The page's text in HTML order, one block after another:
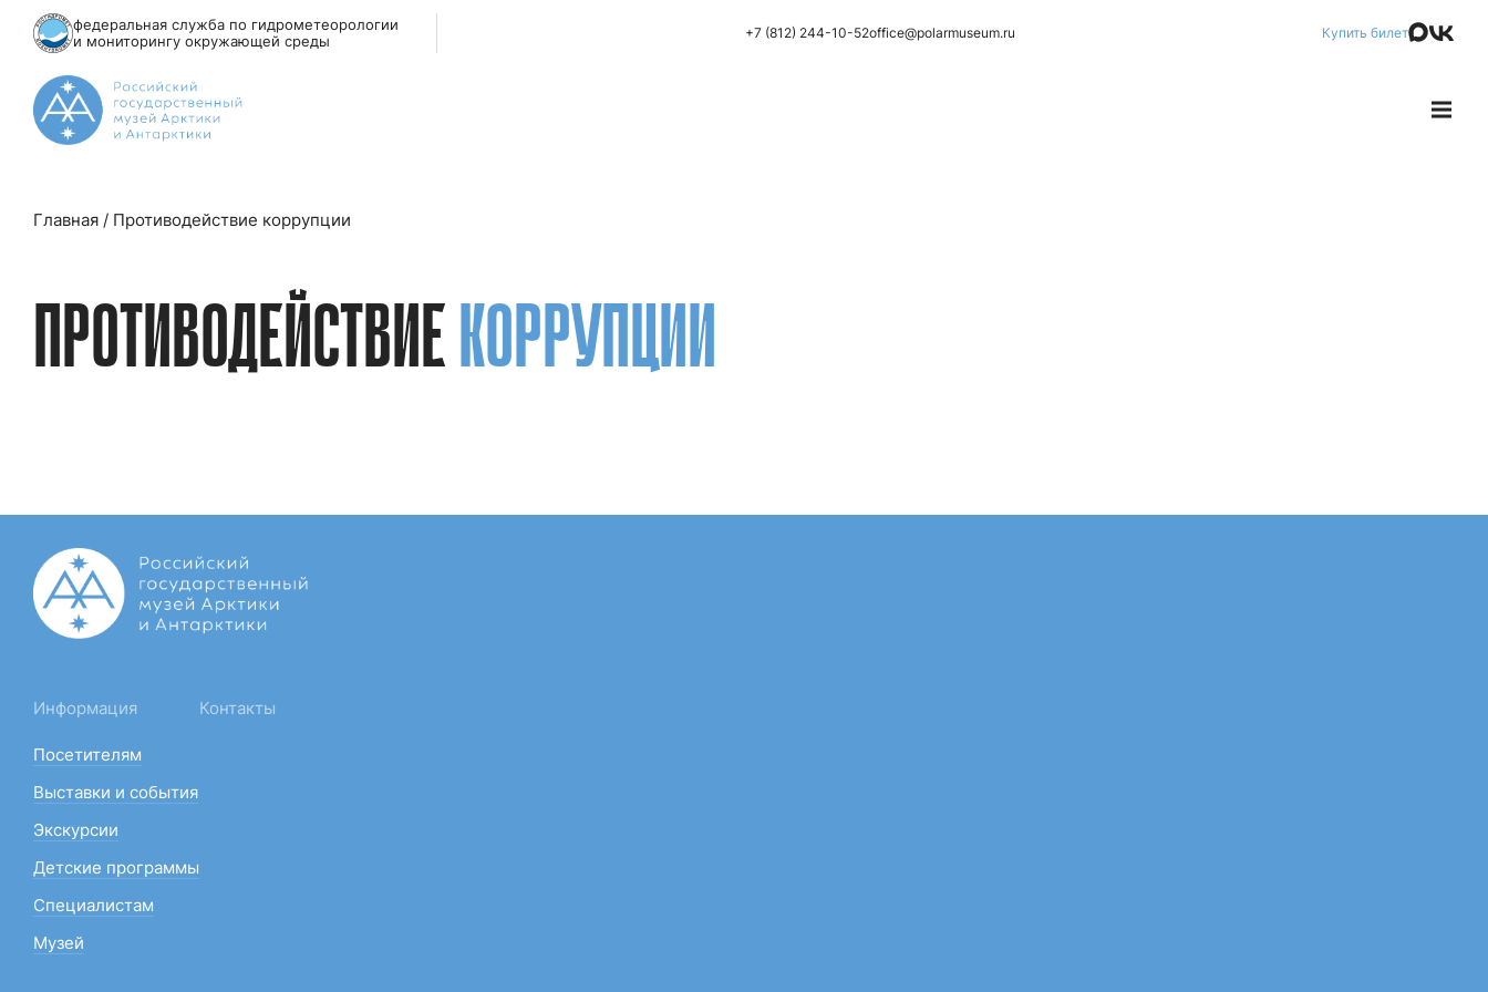
федеральная служба по гидрометеорологии
и мониторингу окружающей среды
+7 (812) 244-10-52office@polarmuseum.ru Купить билет
Главная / Противодействие коррупции
ПРОТИВОДЕЙСТВИЕКОРРУПЦИИ
Информация
Посетителям
Выставки и события
Экскурсии
Детские программы
Специалистам
Музей
Контакты